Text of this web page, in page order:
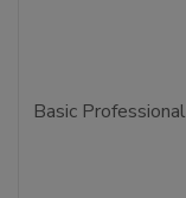
Basic